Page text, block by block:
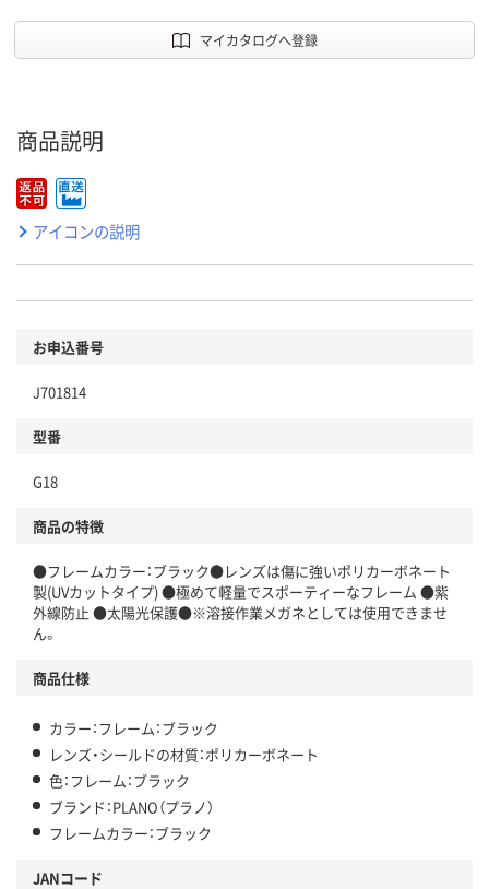
マイカタログへ登録
商品説明
アイコンの説明
お申込番号
J701814
型番
G18
商品の特徴
●フレームカラー：ブラック●レンズは傷に強いポリカーボネート
製(UVカットタイプ) ●極めて軽量でスポーティーなフレーム ●紫
外線防止 ●太陽光保護●※溶接作業メガネとしては使用できませ
ん。
商品仕様
カラー：フレーム：ブラック
レンズ・シールドの材質：ポリカーボネート
色：フレーム：ブラック
ブランド：PLANO（プラノ）
フレームカラー：ブラック
JANコード